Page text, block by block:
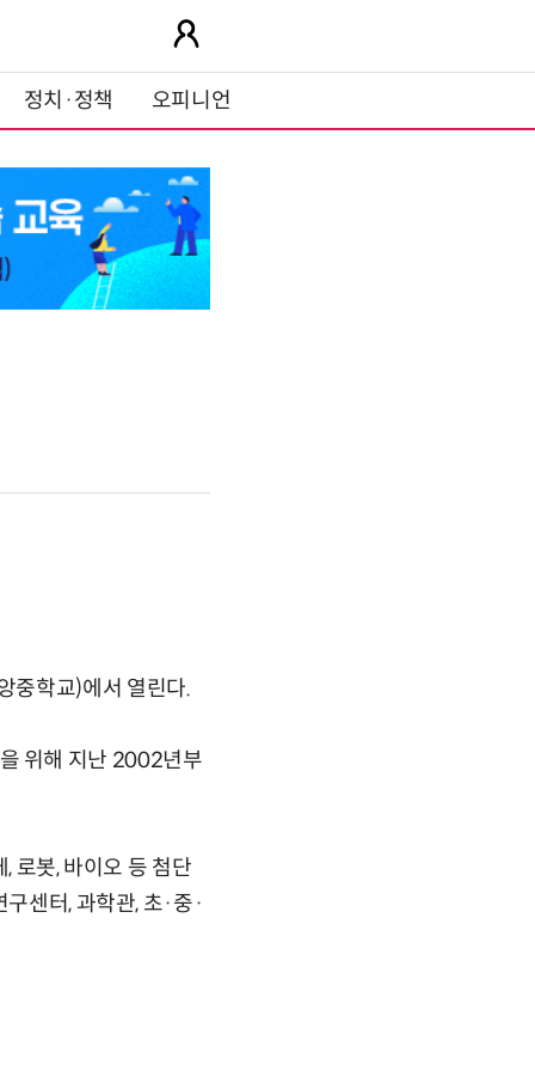
정치·정책 오피니언
중학교)에서 열린다.
위해 지난 2002년부
로봇, 바이오 등 첨단
센터, 과학관, 초·중·